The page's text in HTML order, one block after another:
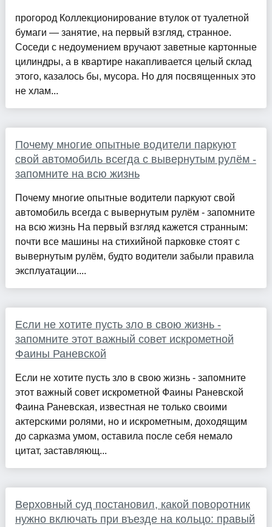
прогород Коллекционирование втулок от туалетной
бумаги — занятие, на первый взгляд, странное.
Соседи с недоумением вручают заветные картонные
цилиндры, а в квартире накапливается целый склад
этого, казалось бы, мусора. Но для посвященных это
не хлам...
Почему многие опытные водители паркуют
свой автомобиль всегда с вывернутым рулём -
запомните на всю жизнь
Почему многие опытные водители паркуют свой
автомобиль всегда с вывернутым рулём - запомните
на всю жизнь На первый взгляд кажется странным:
почти все машины на стихийной парковке стоят с
вывернутым рулём, будто водители забыли правила
эксплуатации....
Если не хотите пусть зло в свою жизнь -
запомните этот важный совет искрометной
Фаины Раневской
Если не хотите пусть зло в свою жизнь - запомните
этот важный совет искрометной Фаины Раневской
Фаина Раневская, известная не только своими
актерскими ролями, но и искрометным, доходящим
до сарказма умом, оставила после себя немало
цитат, заставляющ...
Верховный суд постановил, какой поворотник
нужно включать при въезде на кольцо: правый